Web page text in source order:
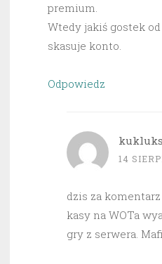
premium.
Wtedy jakiś gostek
skasuje konto.
Odpowiedz
kukluks
14
dzis za
kasy na WOTa
gry z serwera.